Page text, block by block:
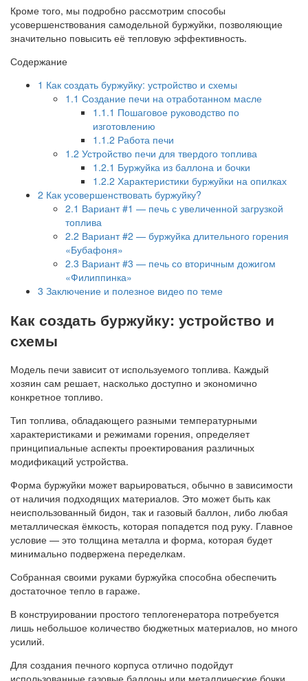
Кроме того, мы подробно рассмотрим способы
усовершенствования самодельной буржуйки, позволяющие
значительно повысить её тепловую эффективность.
Содержание
1 Как создать буржуйку: устройство и схемы
1.1 Создание печи на отработанном масле
1.1.1 Пошаговое руководство по
изготовлению
1.1.2 Работа печи
1.2 Устройство печи для твердого топлива
1.2.1 Буржуйка из баллона и бочки
1.2.2 Характеристики буржуйки на опилках
2 Как усовершенствовать буржуйку?
2.1 Вариант #1 — печь с увеличенной загрузкой
топлива
2.2 Вариант #2 — буржуйка длительного горения
«Бубафоня»
2.3 Вариант #3 — печь со вторичным дожигом
«Филиппинка»
3 Заключение и полезное видео по теме
Как создать буржуйку: устройство и
схемы
Модель печи зависит от используемого топлива. Каждый
хозяин сам решает, насколько доступно и экономично
конкретное топливо.
Тип топлива, обладающего разными температурными
характеристиками и режимами горения, определяет
принципиальные аспекты проектирования различных
модификаций устройства.
Форма буржуйки может варьироваться, обычно в зависимости
от наличия подходящих материалов. Это может быть как
неиспользованный бидон, так и газовый баллон, либо любая
металлическая ёмкость, которая попадется под руку. Главное
условие — это толщина металла и форма, которая будет
минимально подвержена переделкам.
Собранная своими руками буржуйка способна обеспечить
достаточное тепло в гараже.
В конструировании простого теплогенератора потребуется
лишь небольшое количество бюджетных материалов, но много
усилий.
Для создания печного корпуса отлично подойдут